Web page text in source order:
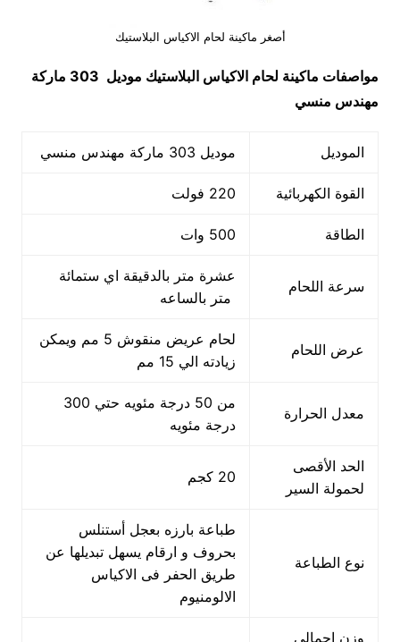
أصغر ماكينة لحام الاكياس البلاستيك
مواصفات ماكينة لحام الاكياس البلاستيك
موديل 303 ماركة
مهندس منسي
الموديل موديل 303 ماركة مهندس منسي
القوة الكهربائية 220 فولت
الطاقة 500 وات
سرعة اللحام
عشرة متر بالدقيقة اي ستمائة
متر بالساعه
عرض اللحام
لحام عريض منقوش 5 مم ويمكن
زيادته الي 15 مم
معدل الحرارة
من 50 درجة مئويه حتي 300
درجة مئويه
الحد الأقصى
لحمولة السير
20 كجم
نوع الطباعة
طباعة بارزه بعجل أستنلس
بحروف و ارقام يسهل تبديلها عن
طريق الحفر فى الاكياس
الالومنيوم
وزن اجمالي